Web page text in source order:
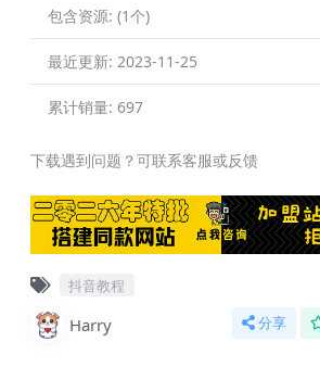
包含资源: (1个)
最近更新: 2023-11-25
累计销量: 697
下载遇到问题？可联系客服或反馈
抖音教程
Harry 分享